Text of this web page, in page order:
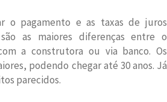
o pagamento e as taxas de juros
as maiores diferenças entre o
a construtora ou via banco. Os
podendo chegar até 30 anos. Já
parecidos.